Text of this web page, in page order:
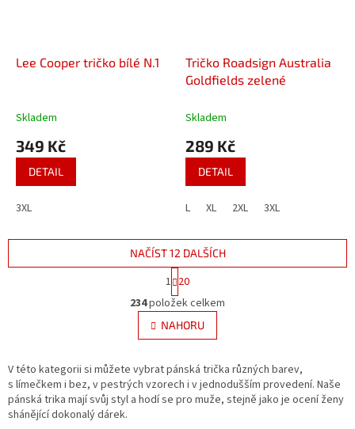
Lee Cooper tričko bílé N.1
Skladem
349 Kč
DETAIL
3XL
Tričko Roadsign Australia
Goldfields zelené
Skladem
289 Kč
DETAIL
L XL 2XL 3XL
O
v
l
á
a
c
í
NAČÍST 12 DALŠÍCH
t
r
á
n
k
v
á
n
í
1 20
234položek celkem
NAHORU
V této kategorii si můžete vybrat pánská trička různých barev,
s límečkem i bez, v pestrých vzorech i v jednodušším provedení. Naše
pánská trika mají svůj styl a hodí se pro muže, stejně jako je ocení ženy
shánějící dokonalý dárek.